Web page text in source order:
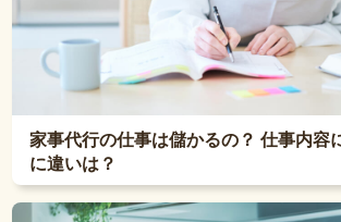
家事代行の仕事は儲かるの？ 仕事内容
に違いは？